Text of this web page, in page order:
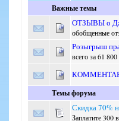
Важные темы
ОТЗЫВЫ о
обобщенные
Розыгрыш
всего за 61
Темы форума
Скидка 70%
Заплатите 300